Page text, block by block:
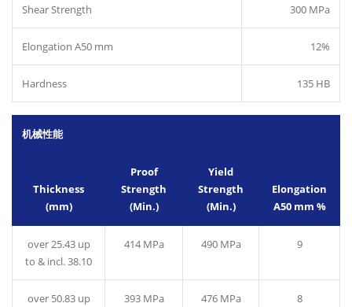
Shear Strength 300 MPa
Elongation A50 mm 12%
Hardness 135 HB
机械性能
Thickness
(mm)
Proof
Strength
(Min.)
Yield
Strength
(Min.)
Elongation
A50 mm %
over 25.43 up
to & incl. 38.10
414 MPa 490 MPa 9
over 50.83 up
393 MPa 476 MPa 8